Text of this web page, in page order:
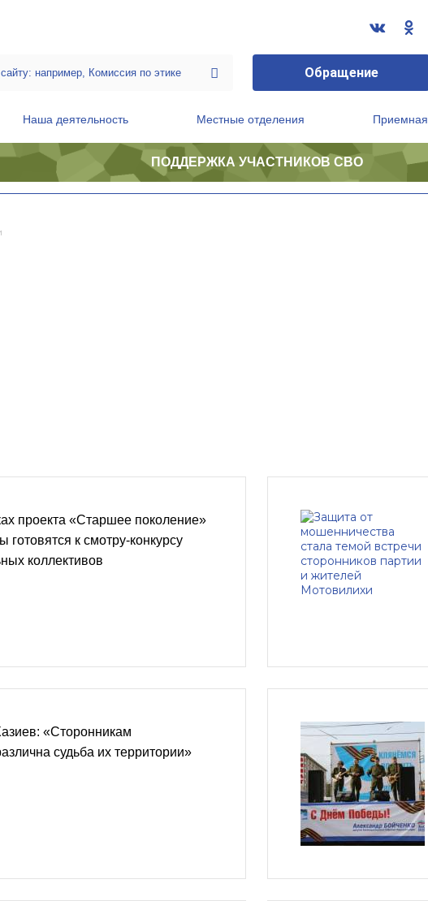
Обращение
Наша деятельность Местные отделения Приемная
ПОДДЕРЖКА УЧАСТНИКОВ СВО
проекта «Старшее поколение»
готовятся к смотру-конкурсу
коллективов
«Сторонникам
судьба их территории»